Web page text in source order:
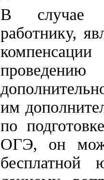
В случае
работнику,
им
по
ОГЭ, он
бесплатной